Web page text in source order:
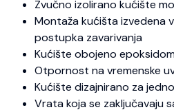
Zvučno izolirano kućište
Montaža kućišta izvedena
postupka zavarivanja
Kućište obojeno
Otpornost na vremenske
Kućište dizajnirano za
Vrata koja se zaključavaju